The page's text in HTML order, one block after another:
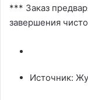
*** Заказ
завершения
Источник: